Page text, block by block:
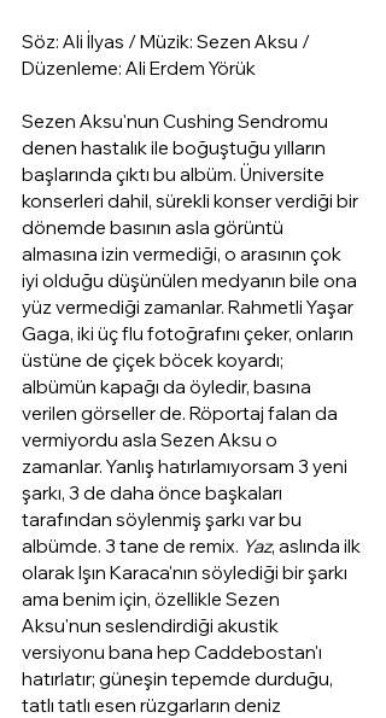
Söz: Ali İlyas / Müzik: Sezen Aksu /
Düzenleme: Ali Erdem Yörük
Sezen Aksu'nun Cushing Sendromu
denen hastalık ile boğuştuğu yılların
başlarında çıktı bu albüm. Üniversite
konserleri dahil, sürekli konser verdiği bir
dönemde basının asla görüntü
almasına izin vermediği, o arasının çok
iyi olduğu düşünülen medyanın bile ona
yüz vermediği zamanlar. Rahmetli Yaşar
Gaga, iki üç flu fotoğrafını çeker, onların
üstüne de çiçek böcek koyardı;
albümün kapağı da öyledir, basına
verilen görseller de. Röportaj falan da
vermiyordu asla Sezen Aksu o
zamanlar. Yanlış hatırlamıyorsam 3 yeni
şarkı, 3 de daha önce başkaları
tarafından söylenmiş şarkı var bu
albümde. 3 tane de remix. Yaz, aslında ilk
olarak Işın Karaca'nın söylediği bir şarkı
ama benim için, özellikle Sezen
Aksu'nun seslendirdiği akustik
versiyonu bana hep Caddebostan'ı
hatırlatır; güneşin tepemde durduğu,
tatlı tatlı esen rüzgarların deniz